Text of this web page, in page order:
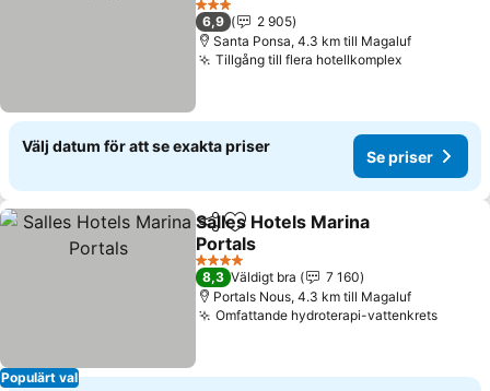
3 Stjärnor
6,9
2 905
Santa Ponsa, 4.3 km till Magaluf
Tillgång till flera hotellkomplex
Välj datum för att se exakta priser
Se priser
Populärt val
Dela Lägg till i Mina Favoriter
Salles Hotels Marina
Portals
4 Stjärnor
8,3 Väldigt bra
7 160
Portals Nous, 4.3 km till Magaluf
Omfattande hydroterapi-vattenkrets